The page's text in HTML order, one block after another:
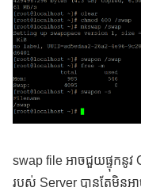
swap file អាចជួយផ្ទុកនូវ
របស់ Server បានតែមិនអា